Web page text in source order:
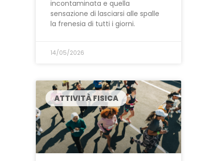
incontaminata e quella
sensazione di lasciarsi alle spalle
la frenesia di tutti i giorni.
14/05/2026
ATTIVITÀ FISICA